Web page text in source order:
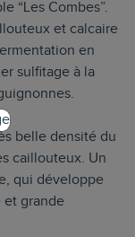
“Les Combes”.
et calcaire
en
sulfitage à la
belle densité du
caillouteux. Un
qui développe
et grande